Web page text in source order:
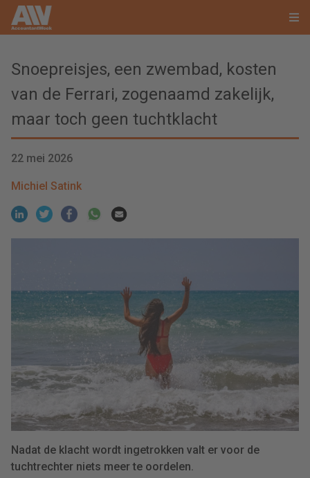
Snoepreisjes, een zwembad, kosten
van de Ferrari, zogenaamd zakelijk,
maar toch geen tuchtklacht
22 mei 2026
Michiel Satink
Nadat de klacht wordt ingetrokken valt er voor de
tuchtrechter niets meer te oordelen.